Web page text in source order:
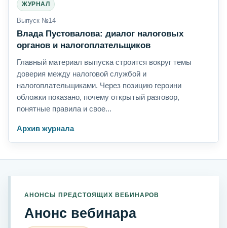
ЖУРНАЛ
Выпуск №14
Влада Пустовалова: диалог налоговых
органов и налогоплательщиков
Главный материал выпуска строится вокруг темы
доверия между налоговой службой и
налогоплательщиками. Через позицию героини
обложки показано, почему открытый разговор,
понятные правила и свое...
Архив журнала
АНОНСЫ ПРЕДСТОЯЩИХ ВЕБИНАРОВ
Анонс вебинара